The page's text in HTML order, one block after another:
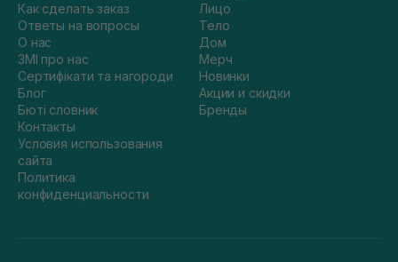
Как сделать заказ
Ответы на вопросы
О нас
ЗМІ про нас
Сертифікати та нагороди
Блог
Бюті словник
Контакты
Условия использования
сайта
Политика
конфиденциальности
Лицо
Тело
Дом
Мерч
Новинки
Акции и скидки
Бренды